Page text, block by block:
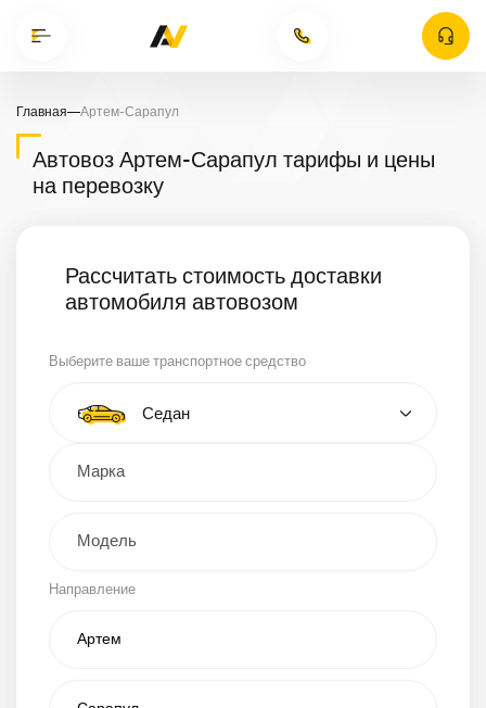
Главная—Артем-Сарапул
Автовоз Артем-Сарапул тарифы и цены
на перевозку
Рассчитать стоимость доставки
автомобиля автовозом
Выберите ваше транспортное средство
Тип автомобиля
Седан
Кроссовер
Направление